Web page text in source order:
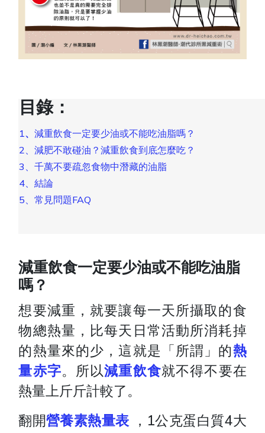
目錄：
1、減重飲食一定要少油或不能吃油脂嗎？
2、減肥不敢碰油？減重飲食到底怎麼吃？
3、千萬不要疏忽食物中潛藏的油脂
4、結論
5、常見問題FAQ
減重飲食一定要少油或不能吃油脂
嗎？
想要減重，就要讓每一天所攝取的食
物總熱量，比每天日常活動所消耗掉
的熱量來的少，這就是「所謂」的熱
量赤字。所以減重飲食就不得不要在
熱量上斤斤計較了。
翻開營養素熱量表 ，1公克蛋白質4大